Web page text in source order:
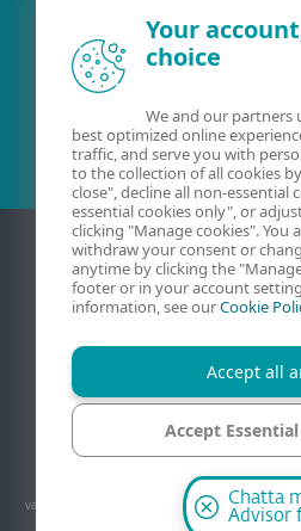
Rapportera sårbarheter
© 1992 - 2026 ESET, spol. s r.o. - Med
varumärken eller registrerade varumärken ägda
America. Alla övriga namn och märken är
Your
choice
We and our partners
best optimized online
traffic, and serve you with
to the collection of all cookies
close", decline all non-essential
essential cookies only", or
clicking "Manage cookies". You
withdraw your consent or
anytime by clicking the
footer or in your account
information, see ourCookie
Accept all
Accept
Manage
Chatta
Advisor